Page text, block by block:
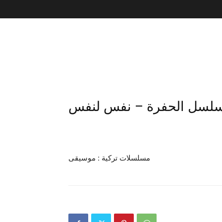
الحفرة – نفس لنفس
مسلسلات تركية : موسيقى